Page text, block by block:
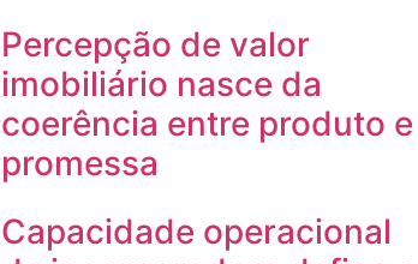
Percepção de valor
imobiliário nasce da
coerência entre produto e
promessa
Capacidade operacional